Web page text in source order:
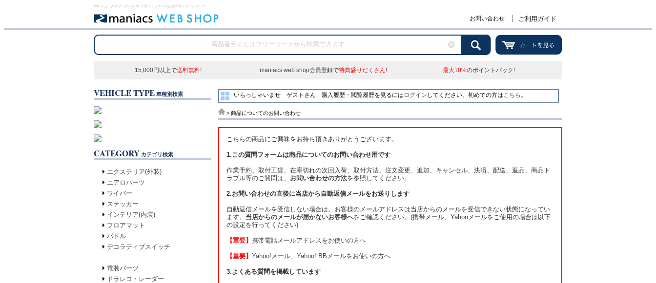
VW フォルクスワーゲン/Audi アウディファンのためのオンラインストア
お問い合わせ ご利用ガイド
15,000円以上で送料無料! maniacs web shop会員登録で特典盛りだくさん! 最大10%のポイントバック!
VEHICLE TYPE 車種別検索
CATEGORY カテゴリ検索
エクステリア(外装)
エアロパーツ
ワイパー
ステッカー
インテリア(内装)
フロアマット
パドル
デコラティブスイッチ
電装パーツ
ドラレコ・レーダー
いらっしゃいませ ゲストさん 購入履歴・閲覧履歴を見るには ログイン してください。初めての方はこちら 。
> 商品についてのお問い合わせ
こちらの商品にご興味をお持ち頂きありがとうございます。
1.この質問フォームは商品についてのお問い合わせ用です
作業予約、取付工賃、在庫切れの次回入荷、取付方法、注文変更、追加、キャンセル、決済、配送、返品、商品ト
ラブル等のご質問は、 お問い合わせの方法を参照してください。
2.お問い合わせの直後に当店から自動返信メールをお送りします
自動返信メールを受信しない場合は、お客様のメールアドレスは当店からのメールを受信できない状態になってい
ます。 当店からのメールが届かないお客様へをご確認ください。(携帯メール、Yahooメールをご使用の場合は以下
の設定を行ってください)
【重要】 携帯電話メールアドレスをお使いの方へ
【重要】 Yahoo!メール、Yahoo! BBメールをお使いの方へ
3.よくある質問を掲載しています